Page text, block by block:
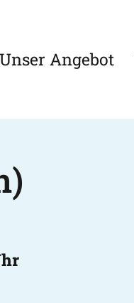
Unser Angebot